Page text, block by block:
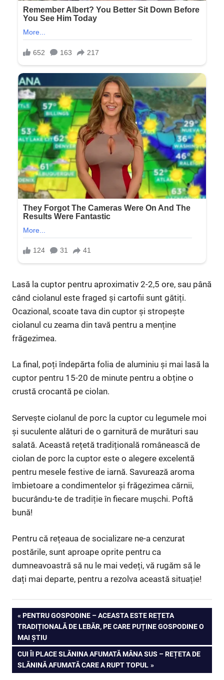
Lasă la cuptor pentru aproximativ 2-2,5 ore, sau până
când ciolanul este fraged și cartofii sunt gătiți.
Ocazional, scoate tava din cuptor și stropește
ciolanul cu zeama din tavă pentru a menține
frăgezimea.
La final, poți îndepărta folia de aluminiu și mai lasă la
cuptor pentru 15-20 de minute pentru a obține o
crustă crocantă pe ciolan.
Servește ciolanul de porc la cuptor cu legumele moi
și suculente alături de o garnitură de murături sau
salată. Această rețetă tradițională românească de
ciolan de porc la cuptor este o alegere excelentă
pentru mesele festive de iarnă. Savurează aroma
îmbietoare a condimentelor și frăgezimea cărnii,
bucurându-te de tradiție în fiecare mușchi. Poftă
bună!
Pentru că rețeaua de socializare ne-a cenzurat
postările, sunt aproape oprite pentru ca
dumneavoastră să nu le mai vedeți, vă rugăm să le
dați mai departe, pentru a rezolva această situație!
Navigare
în
articole
PREVIOUS
POST:
PENTRU GOSPODINE – ACEASTA ESTE REȚETA
TRADIȚIONALĂ DE LEBĂR, PE CARE PUȚINE GOSPODINE O
MAI ȘTIU
NEXT
POST:
CUI ÎI PLACE SLĂNINA AFUMATĂ MÂNA SUS – REȚETA DE
SLĂNINĂ AFUMATĂ CARE A RUPT TOPUL